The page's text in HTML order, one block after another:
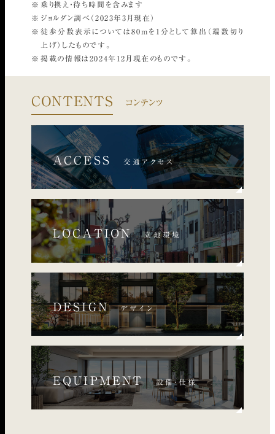
乗り換え・待ち時間を含みます
ジョルダン調べ（2023年3月現在）
徒歩分数表示については80mを1分として算出（端数切り
上げ）したものです。
掲載の情報は2024年12月現在のものです。
CONTENTS コンテンツ
ACCESS 交通アクセス
LOCATION 立地環境
DESIGN デザイン
EQUIPMENT 設備・仕様